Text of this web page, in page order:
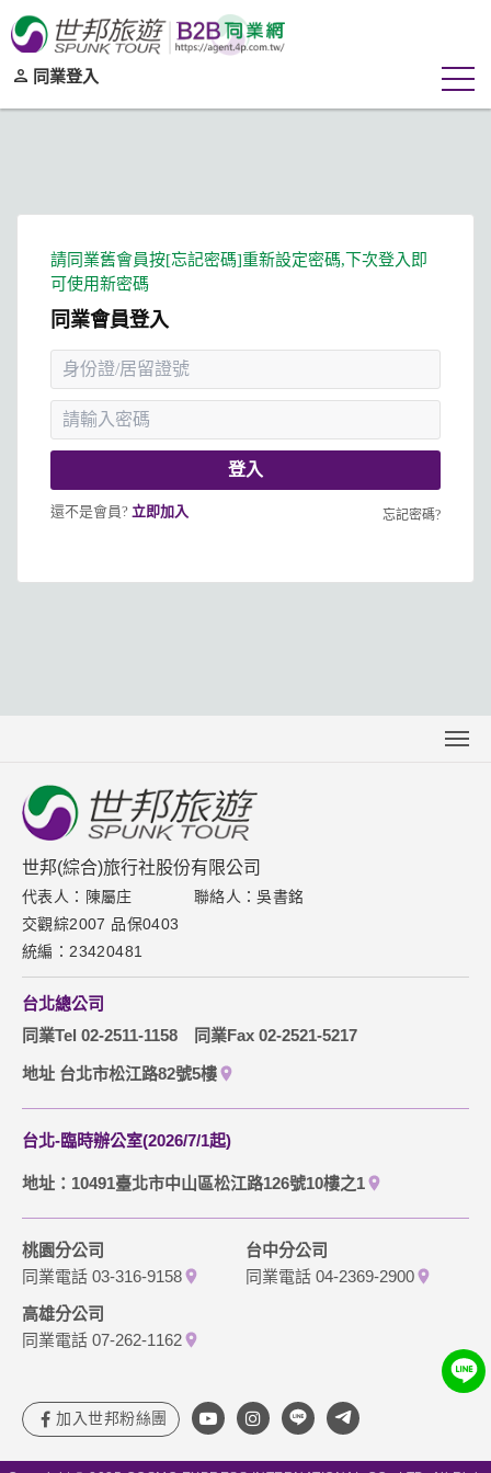
同業登入
同業會員登入
登入
還不是會員? 立即加入 忘記密碼?
聯絡我們
下載專區
取消訂單說明
隱私權保護政策
世邦(綜合)旅行社股份有限公司
代表人：陳屬庄
聯絡人：吳書銘
交觀綜2007 品保0403
統編：23420481
台北總公司
同業Tel 02-2511-1158
同業Fax 02-2521-5217
地址 台北市松江路82號5樓
台北-臨時辦公室(2026/7/1起)
地址：10491臺北市中山區松江路126號10樓之1
桃園分公司
同業電話 03-316-9158
台中分公司
同業電話 04-2369-2900
高雄分公司
同業電話 07-262-1162